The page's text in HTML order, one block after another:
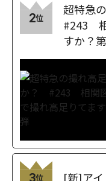
2位
超特急
#243
すか？
3位 [新]ア